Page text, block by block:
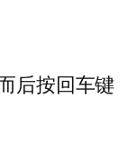
后按回车键